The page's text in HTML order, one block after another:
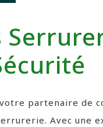
partenaire de
Avec une